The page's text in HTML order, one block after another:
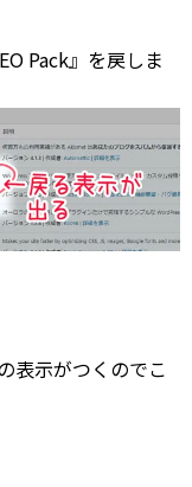
Pack』を戻しま
表示がつくのでこ